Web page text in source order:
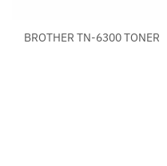
BROTHER TN-6300 TONER